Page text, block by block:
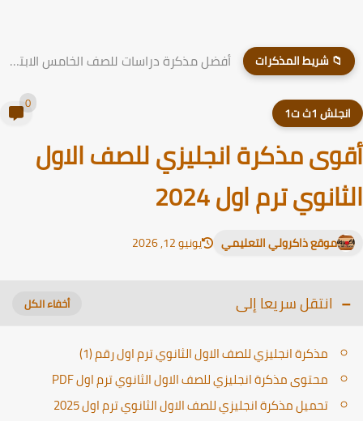
📁 شريط المذكرات أفضل مذكرة دراسات للصف الخامس الابتدائي الترم الاول 2026 PDF
1ث ت1
مذكرة انجليزي للصف الاول
ترم اول 2024
موقع ذاكرولي التعليمي يونيو 12, 2026
انتقل سريعا إلى
مذكرة انجليزي للصف الاول الثانوي ترم اول رقم (1)
محتوى مذكرة انجليزي للصف الاول الثانوي ترم اول PDF
تحميل مذكرة انجليزي للصف الاول الثانوي ترم اول 2025